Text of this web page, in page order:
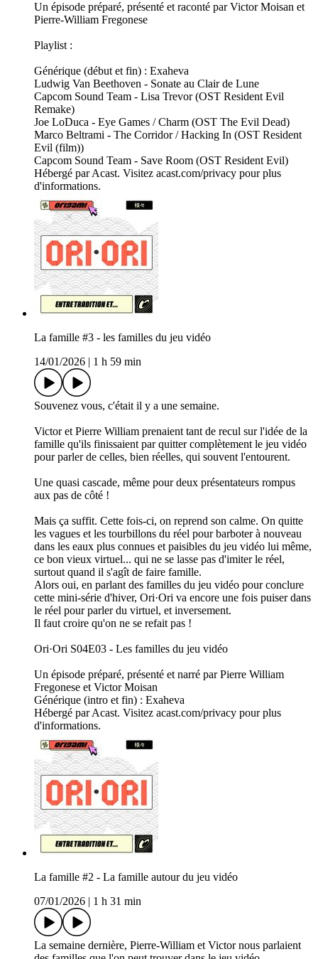
Un épisode préparé, présenté et raconté par Victor Moisan et
Pierre-William Fregonese
Playlist :
Générique (début et fin) : Exaheva
Ludwig Van Beethoven - Sonate au Clair de Lune
Capcom Sound Team - Lisa Trevor (OST Resident Evil
Remake)
Joe LoDuca - Eye Games / Charm (OST The Evil Dead)
Marco Beltrami - The Corridor / Hacking In (OST Resident
Evil (film))
Capcom Sound Team - Save Room (OST Resident Evil)
Hébergé par Acast. Visitez acast.com/privacy pour plus
d'informations.
La famille #3 - les familles du jeu vidéo
14/01/2026
1 h 59 min
Souvenez vous, c'était il y a une semaine.
Victor et Pierre William prenaient tant de recul sur l'idée de la
famille qu'ils finissaient par quitter complètement le jeu vidéo
pour parler de celles, bien réelles, qui souvent l'entourent.
Une quasi cascade, même pour deux présentateurs rompus
aux pas de côté !
Mais ça suffit. Cette fois-ci, on reprend son calme. On quitte
les vagues et les tourbillons du réel pour barboter à nouveau
dans les eaux plus connues et paisibles du jeu vidéo lui même,
ce bon vieux virtuel... qui ne se lasse pas d'imiter le réel,
surtout quand il s'agît de faire famille.
Alors oui, en parlant des familles du jeu vidéo pour conclure
cette mini-série d'hiver, Ori·Ori va encore une fois puiser dans
le réel pour parler du virtuel, et inversement.
Il faut croire qu'on ne se refait pas !
Ori·Ori S04E03 - Les familles du jeu vidéo
Un épisode préparé, présenté et narré par Pierre William
Fregonese et Victor Moisan
Générique (intro et fin) : Exaheva
Hébergé par Acast. Visitez acast.com/privacy pour plus
d'informations.
La famille #2 - La famille autour du jeu vidéo
07/01/2026
1 h 31 min
La semaine dernière, Pierre-William et Victor nous parlaient